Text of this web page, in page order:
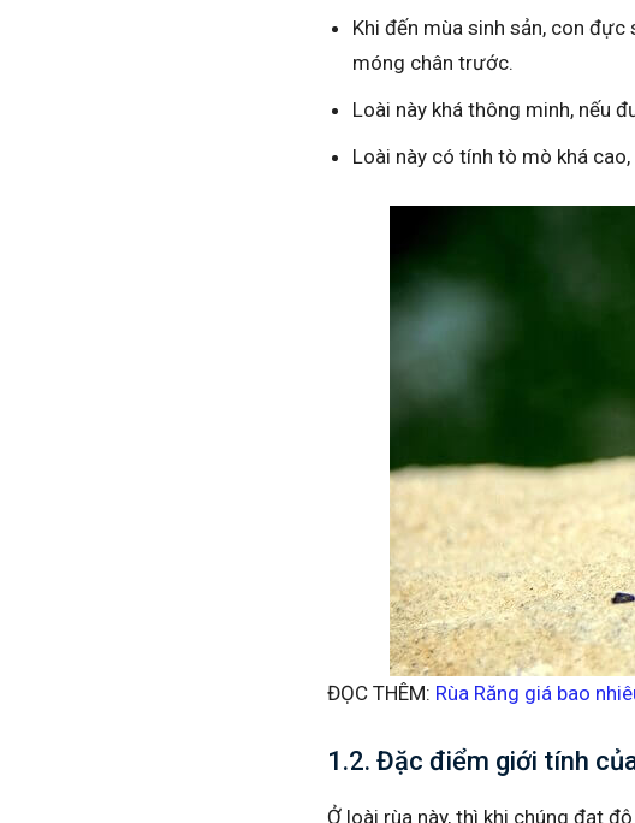
Khi đến mùa sinh sản, con
móng chân trước.
Loài này khá thông minh, nếu
Loài này có tính tò mò khá
ĐỌC THÊM: Rùa Răng giá bao
1.2. Đặc điểm giới tính
Ở loài rùa này, thì khi chúng đạt